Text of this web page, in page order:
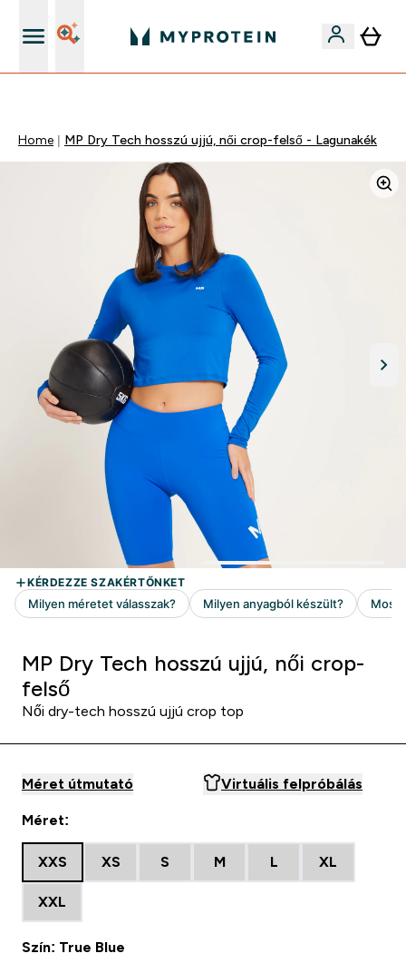
Home MP Dry Tech hosszú ujjú, női crop-felső - Lagunakék
MP Dry Tech hosszú ujjú, női crop-
felső
Női dry-tech hosszú ujjú crop top
Méret útmutató Virtuális felpróbálás
Méret:
XXS XS S M L XL
XXL
Szín: True Blue